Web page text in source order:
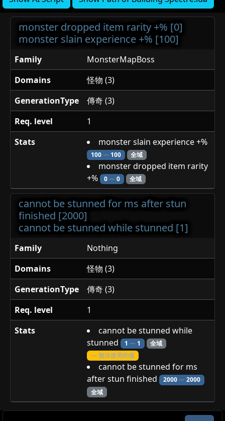
monster dropped item rarity +% [0]
monster slain experience +% [100]
Family
MonsterMapBoss
Domains
怪物 (3)
GenerationType
傳奇 (3)
Req. level
1
Stats
monster slain experience +%
100—100 全域
monster dropped item rarity
+%
0—0 全域
cannot be stunned for ms after stun
finished [2000]
cannot be stunned while stunned [1]
Family
Nothing
Domains
怪物 (3)
GenerationType
傳奇 (3)
Req. level
1
Stats
cannot be stunned while
stunned
1 —1
全域
— 無法使用的值
cannot be stunned for ms
after stun finished
2000—2000
全域